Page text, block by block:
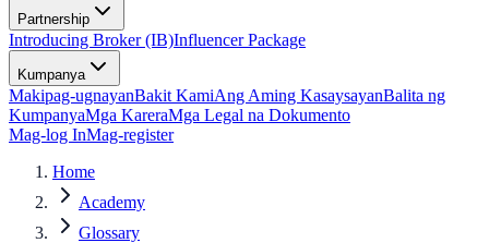
Partnership
Introducing Broker (IB)Influencer Package
Kumpanya
Makipag-ugnayanBakit KamiAng Aming KasaysayanBalita ng
KumpanyaMga KareraMga Legal na Dokumento
Mag-log InMag-register
Home
Academy
Glossary